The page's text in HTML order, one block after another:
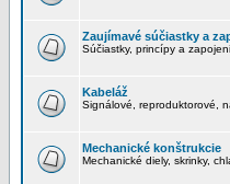
Zaujímavé súčiastky a
Súčiastky, princípy a
Kabeláž
Signálové, reproduktorové,
Mechanické konštrukcie
Mechanické diely, skrinky,